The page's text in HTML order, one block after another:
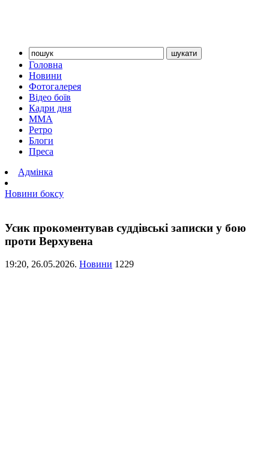
Головна
Новини
Фотогалерея
Відео боїв
Кадри дня
ММА
Ретро
Блоги
Преса
Адмінка
Новини боксу
Усик прокоментував суддівські записки у бою
проти Верхувена
19:20, 26.05.2026. Новини 1229